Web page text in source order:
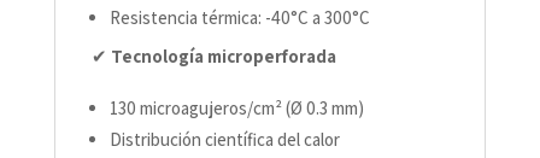
Resistencia térmica: -40°C a 300°C
✔ Tecnología microperforada
130 microagujeros/cm² (Ø 0.3 mm)
Distribución científica del calor